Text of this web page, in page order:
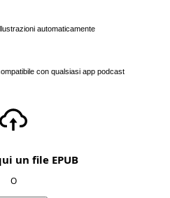
automaticamente
con qualsiasi app podcast
un file EPUB
O